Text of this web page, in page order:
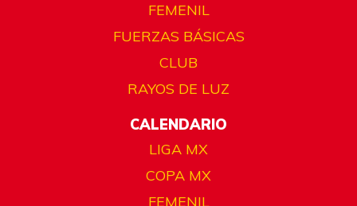
FEMENIL
FUERZAS BÁSICAS
CLUB
RAYOS DE LUZ
CALENDARIO
LIGA MX
COPA MX
FEMENIL